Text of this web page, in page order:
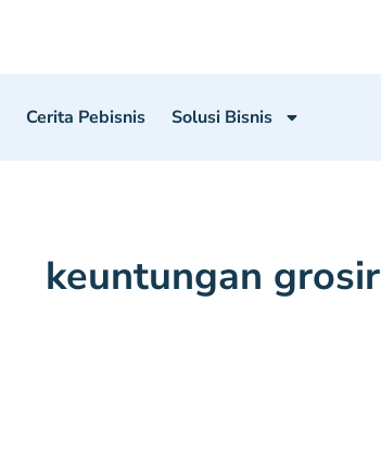
Cerita Pebisnis Solusi Bisnis
keuntungan grosir